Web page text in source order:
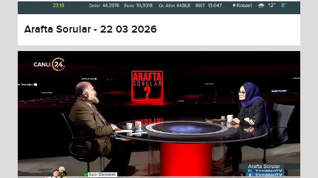
Arafta Sorular - 22 03 2026